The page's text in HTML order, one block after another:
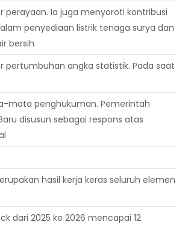
perayaan. Ia juga menyoroti kontribusi
penyediaan listrik tenaga surya dan
bersih
pertumbuhan angka statistik. Pada saat
mata penghukuman. Pemerintah
disusun sebagai respons atas
hasil kerja keras seluruh elemen
dari 2025 ke 2026 mencapai 12